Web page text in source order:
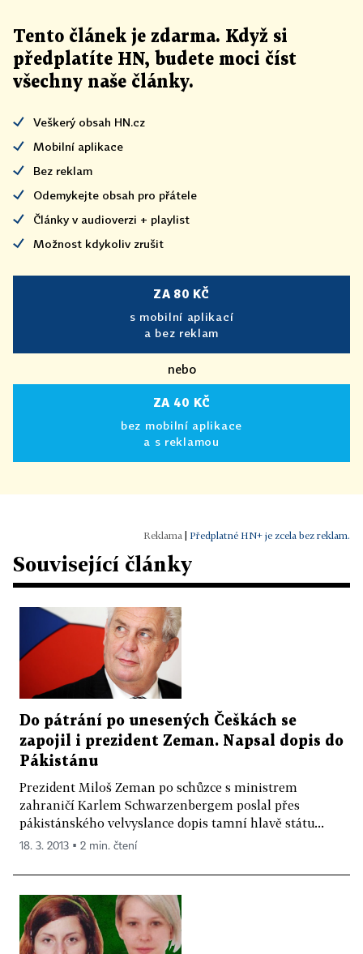
Tento článek je zdarma. Když si
předplatíte HN, budete moci číst
všechny naše články.
Veškerý obsah HN.cz
Mobilní aplikace
Bez reklam
Odemykejte obsah pro přátele
Články v audioverzi + playlist
Možnost kdykoliv zrušit
ZA 80 KČ
s mobilní aplikací
a bez reklam
nebo
ZA 40 KČ
bez mobilní aplikace
a s reklamou
Předplatné HN+ je zcela bez reklam.
Související články
Do pátrání po unesených Češkách se
zapojil i prezident Zeman. Napsal dopis do
Pákistánu
Prezident Miloš Zeman po schůzce s ministrem
zahraničí Karlem Schwarzenbergem poslal přes
pákistánského velvyslance dopis tamní hlavě státu...
18. 3. 2013 ▪ 2 min. čtení